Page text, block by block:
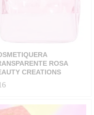
ROSA
CREATIONS